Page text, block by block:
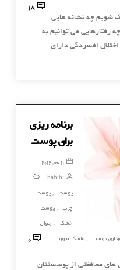
18
شویم چه نشانه هایی
رفتارهایی می توانیم به
افسردگی دارای
برنامه ریزی
برای پوست
11 مه, 2016
habibi
پوست
, پوست
چرب
, پوست
خشک
, جوان
برداری پوست , ماسک صورت 0
محافظتی از پوسستتان